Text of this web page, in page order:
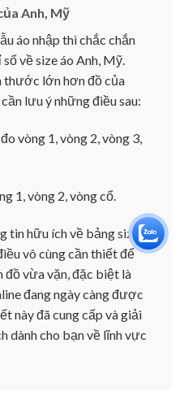
Anh, Mỹ
áo nhập thì chắc chắn
về size áo Anh, Mỹ.
thước lớn hơn đồ của
lưu ý những điều sau:
vòng 1, vòng 2, vòng 3,
1, vòng 2, vòng cổ.
tin hữu ích về bảng size
vô cùng cần thiết để
vừa vặn, đặc biệt là
đang ngày càng được
này đã cung cấp và giải
dành cho bạn về lĩnh vực